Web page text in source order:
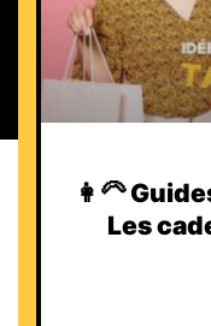
👩‍🦳
Les